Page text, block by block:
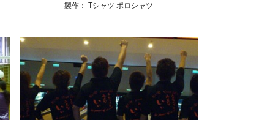
製作：Tシャツ ポロシャツ